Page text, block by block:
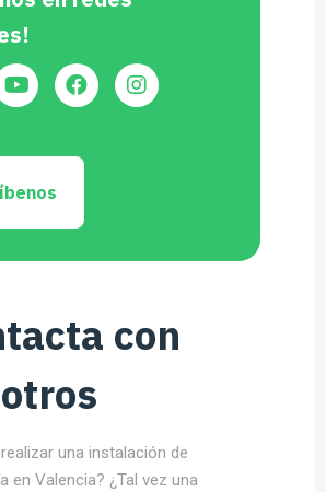
con
una instalación de
en Valencia? ¿Tal vez una